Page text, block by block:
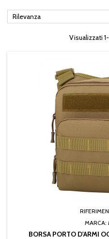
Rilevanza
Visualizzati
MARCA:
BORSA PORTO D'ARMI